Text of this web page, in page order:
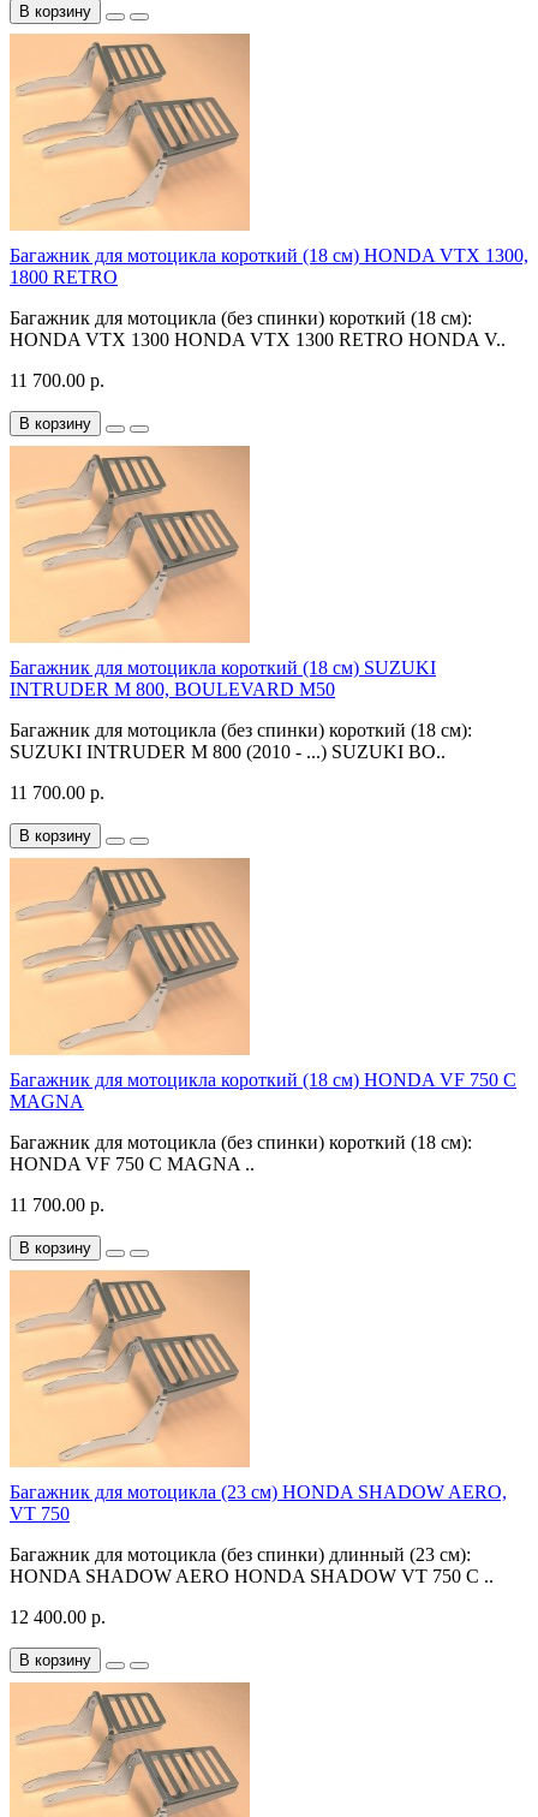
В корзину
Багажник для мотоцикла короткий (18 см) HONDA VTX 1300,
1800 RETRO
Багажник для мотоцикла (без спинки) короткий (18 см):
HONDA VTX 1300 HONDA VTX 1300 RETRO HONDA V..
11 700.00 р.
В корзину
Багажник для мотоцикла короткий (18 см) SUZUKI
INTRUDER M 800, BOULEVARD M50
Багажник для мотоцикла (без спинки) короткий (18 см):
SUZUKI INTRUDER M 800 (2010 - ...) SUZUKI BO..
11 700.00 р.
В корзину
Багажник для мотоцикла короткий (18 см) HONDA VF 750 C
MAGNA
Багажник для мотоцикла (без спинки) короткий (18 см):
HONDA VF 750 C MAGNA ..
11 700.00 р.
В корзину
Багажник для мотоцикла (23 см) HONDA SHADOW AERO,
VT 750
Багажник для мотоцикла (без спинки) длинный (23 см):
HONDA SHADOW AERO HONDA SHADOW VT 750 C ..
12 400.00 р.
В корзину